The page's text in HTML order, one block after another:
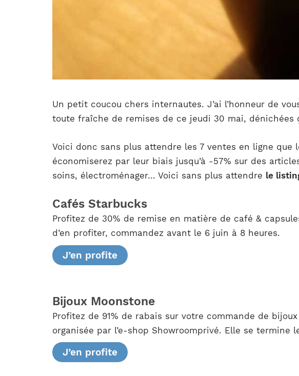
Un petit coucou chers internautes. J’ai l’honneur de
toute fraîche de remises de ce jeudi 30 mai,
Voici donc sans plus attendre les 7 ventes en ligne que
économiserez par leur biais jusqu’à -57% sur des
soins, électroménager… Voici sans plus attendre le
Cafés Starbucks
Profitez de 30% de remise en matière de café &
d’en profiter, commandez avant le 6 juin à 8 heures.
J’en profite
Bijoux Moonstone
Profitez de 91% de rabais sur votre commande de
organisée par l’e-shop Showroomprivé. Elle se termine
J’en profite